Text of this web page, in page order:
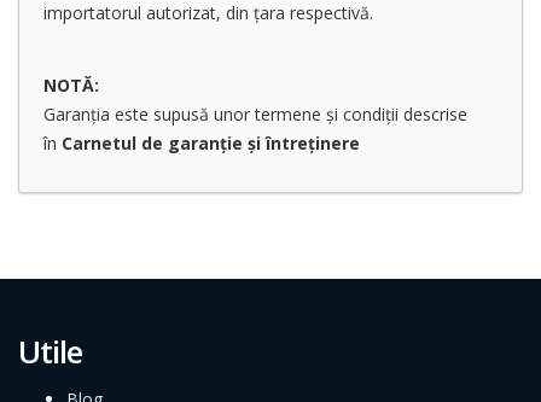
importatorul autorizat, din țara respectivă.
NOTĂ:
Garanția este supusă unor termene și condiții descrise
în Carnetul de garanție și întreținere
Utile